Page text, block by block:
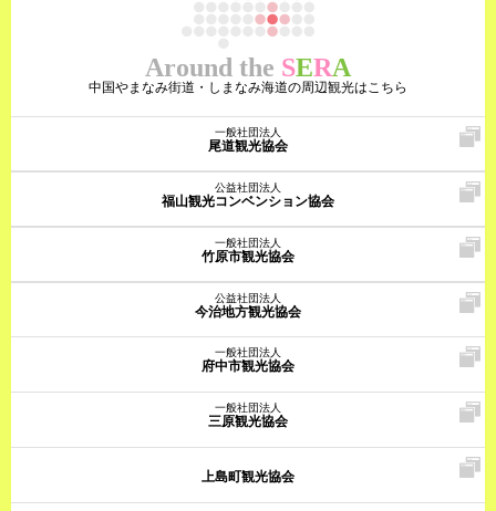
Around the SERA
中国やまなみ街道・しまなみ海道の周辺観光はこちら
一般社団法人
尾道観光協会
公益社団法人
福山観光コンベンション協会
一般社団法人
竹原市観光協会
公益社団法人
今治地方観光協会
一般社団法人
府中市観光協会
一般社団法人
三原観光協会
上島町観光協会